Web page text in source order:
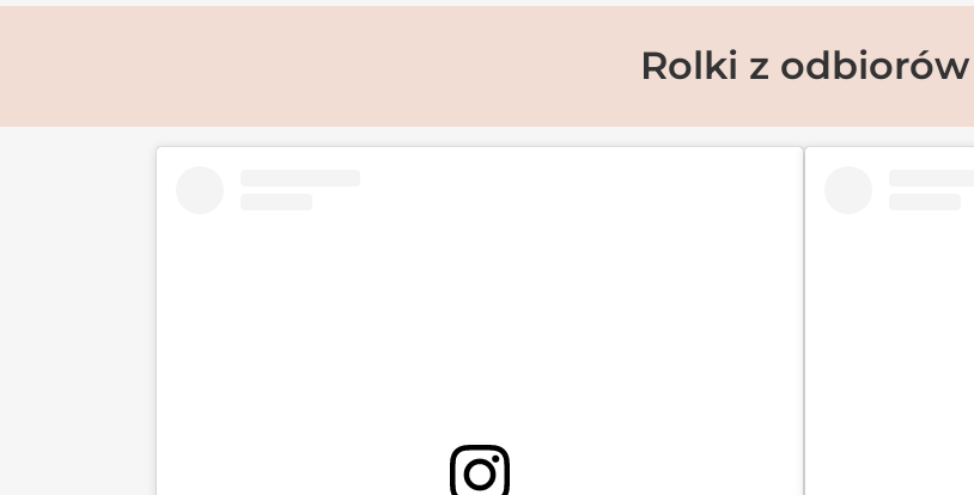
Rolki z odbiorów